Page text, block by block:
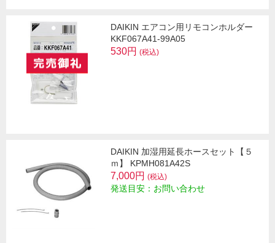
DAIKIN エアコン用リモコンホルダー
KKF067A41-99A05
530円 (税込)
DAIKIN 加湿用延長ホースセット【５
ｍ】 KPMH081A42S
7,000円 (税込)
発送目安：お問い合わせ